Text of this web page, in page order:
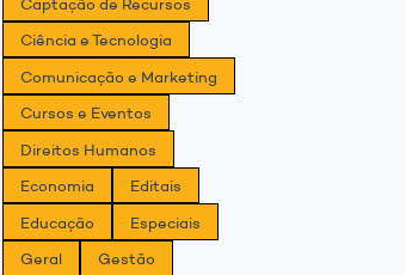
Ciência e Tecnologia
Comunicação e Marketing
Cursos e Eventos
Direitos Humanos
Economia
Editais
Educação
Especiais
Geral
Gestão